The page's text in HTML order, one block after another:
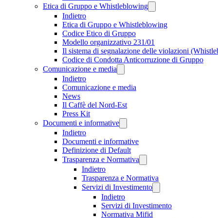
Etica di Gruppo e Whistleblowing
Indietro
Etica di Gruppo e Whistleblowing
Codice Etico di Gruppo
Modello organizzativo 231/01
Il sistema di segnalazione delle violazioni
Codice di Condotta Anticorruzione di Gruppo
Comunicazione e media
Indietro
Comunicazione e media
News
Il Caffè del Nord-Est
Press Kit
Documenti e informative
Indietro
Documenti e informative
Definizione di Default
Trasparenza e Normativa
Indietro
Trasparenza e Normativa
Servizi di Investimento
Indietro
Servizi di Investimento
Normativa Mifid